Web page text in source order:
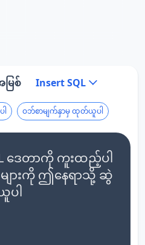
ြစ် Insert SQL
ဝဘ်စာမျက်နှာမှ ထုတ်ယူပါ
ဒေတာကို ကူးထည့်ပါ
ျားကို ဤနေရာသို့ ဆွဲ
ပါ